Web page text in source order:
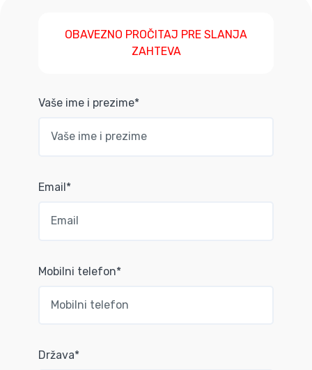
OBAVEZNO PROČITAJ PRE SLANJA
ZAHTEVA
Vaše ime i prezime*
Email*
Mobilni telefon*
Država*